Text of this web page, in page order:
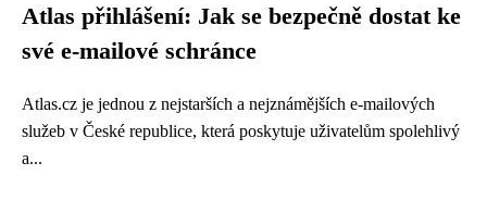
Atlas přihlášení: Jak se bezpečně dostat ke
své e-mailové schránce
Atlas.cz je jednou z nejstarších a nejznámějších e-mailových
služeb v České republice, která poskytuje uživatelům spolehlivý
a...